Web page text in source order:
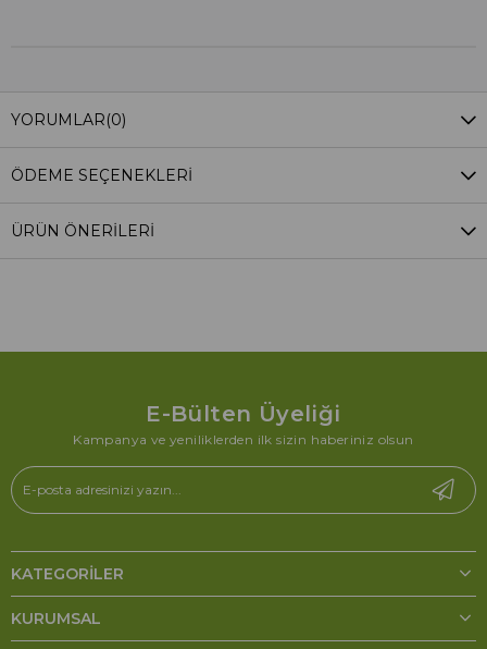
YORUMLAR(0)
ÖDEME SEÇENEKLERI
ÜRÜN ÖNERILERI
E-Bülten Üyeliği
Kampanya ve yeniliklerden ilk sizin haberiniz olsun
KATEGORILER
KURUMSAL